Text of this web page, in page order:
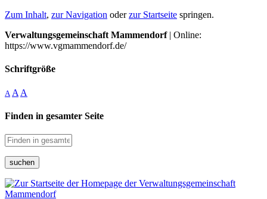
Zum Inhalt, zur Navigation oderzur Startseite springen.
Verwaltungsgemeinschaft Mammendorf| Online:
https://www.vgmammendorf.de/
Schriftgröße
A A A
Finden in gesamter Seite
suchen